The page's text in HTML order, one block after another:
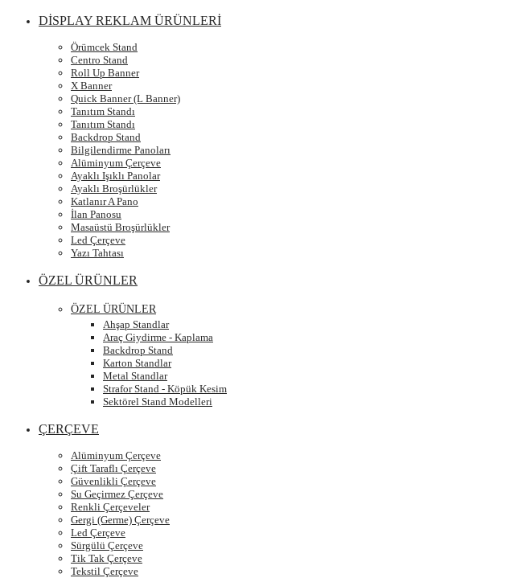
DİSPLAY REKLAM ÜRÜNLERİ
Örümcek Stand
Centro Stand
Roll Up Banner
X Banner
Quick Banner (L Banner)
Tanıtım Standı
Tanıtım Standı
Backdrop Stand
Bilgilendirme Panoları
Alüminyum Çerçeve
Ayaklı Işıklı Panolar
Ayaklı Broşürlükler
Katlanır A Pano
İlan Panosu
Masaüstü Broşürlükler
Led Çerçeve
Yazı Tahtası
ÖZEL ÜRÜNLER
ÖZEL ÜRÜNLER
Ahşap Standlar
Araç Giydirme - Kaplama
Backdrop Stand
Karton Standlar
Metal Standlar
Strafor Stand - Köpük Kesim
Sektörel Stand Modelleri
ÇERÇEVE
Alüminyum Çerçeve
Çift Taraflı Çerçeve
Güvenlikli Çerçeve
Su Geçirmez Çerçeve
Renkli Çerçeveler
Gergi (Germe) Çerçeve
Led Çerçeve
Sürgülü Çerçeve
Tik Tak Çerçeve
Tekstil Çerçeve